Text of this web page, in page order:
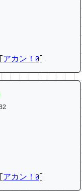
アカン！0
アカン！0